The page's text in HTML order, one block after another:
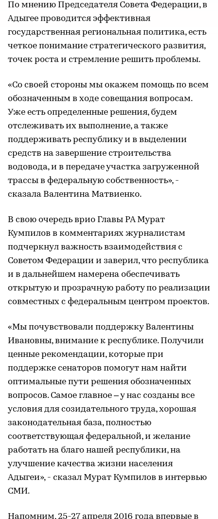
По мнению Председателя Совета Федерации, в
Адыгее проводится эффективная
государственная региональная политика, есть
четкое понимание стратегического развития,
точек роста и стремление решить проблемы.
«Со своей стороны мы окажем помощь по всем
обозначенным в ходе совещания вопросам.
Уже есть определенные решения, будем
отслеживать их выполнение, а также
поддерживать республику и в выделении
средств на завершение строительства
водовода, и в передаче участка загруженной
трассы в федеральную собственность», -
сказала Валентина Матвиенко.
В свою очередь врио Главы РА Мурат
Кумпилов в комментариях журналистам
подчеркнул важность взаимодействия с
Советом Федерации и заверил, что республика
и в дальнейшем намерена обеспечивать
открытую и прозрачную работу по реализации
совместных с федеральным центром проектов.
«Мы почувствовали поддержку Валентины
Ивановны, внимание к республике. Получили
ценные рекомендации, которые при
поддержке сенаторов помогут нам найти
оптимальные пути решения обозначенных
вопросов. Самое главное – у нас созданы все
условия для созидательного труда, хорошая
законодательная база, полностью
соответствующая федеральной, и желание
работать на благо нашей республики, на
улучшение качества жизни населения
Адыгеи», - сказал Мурат Кумпилов в интервью
СМИ.
Напомним, 25-27 апреля 2016 года впервые в